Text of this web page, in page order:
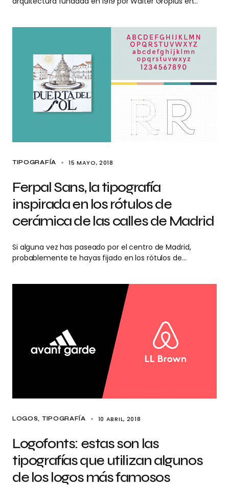
TIPOGRAFÍA 15 MAYO, 2018
Ferpal Sans, la tipografía
inspirada en los rótulos de
cerámica de las calles de Madrid
Si alguna vez has paseado por el centro de Madrid,
probablemente te hayas fijado en los rótulos de…
LOGOS TIPOGRAFÍA 10 ABRIL, 2018
Logofonts: estas son las
tipografías que utilizan algunos
de los logos más famosos